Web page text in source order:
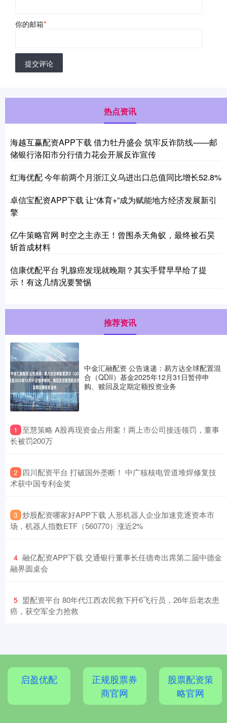
你的邮箱*
提交评论
热点资讯
海越互赢配资APP下载 借力牡丹盛会 筑牢反诈防线——邮
储银行洛阳市分行借力花会开展反诈宣传
红海优配 今年前两个月浙江义乌进出口总值同比增长52.8%
卓信宝配资APP下载 让“体育+”成为赋能地方经济发展新引
擎
亿牛策略官网 时空之主赤王！曾围杀天角蚁，最终被石昊
斩首成材料
信康优配平台 乳腺癌发现就晚期？其实手臂早早给了提
示！有这几情况要警惕
推荐资讯
中金汇融配资 公告速递：易方达全球配置混
合（QDII）基金2025年12月31日暂停申
购、赎回及定期定额投资业务
1 ​至慧策略 A股再现资金占用案！两上市公司接连领罚，董事
长被罚200万
2 ​四川配资平台 打破国外垄断！ 中广核核电管道堆焊修复技
术获中国专利金奖
3 ​炒股配资哪家好APP下载 人形机器人企业加速竞逐资本市
场，机器人指数ETF（560770）涨近2%
4 ​融亿配资APP下载 交通银行董事长任德奇出席第二届中德金
融界圆桌会
5 ​盟配资平台 80年代江西农民救下歼6飞行员，26年后老农患
癌，获空军全力抢救
启盈优配
正规股票券
商官网
股票配资策
略官网